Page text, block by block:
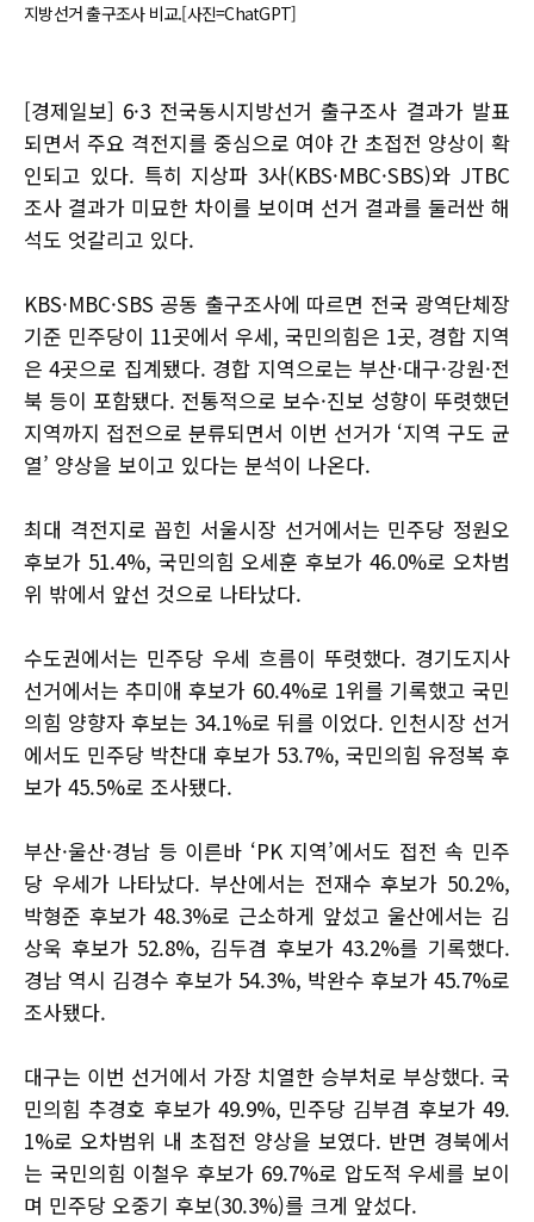
지방선거 출구조사 비교.[사진=ChatGPT]
[경제일보] 6·3 전국동시지방선거 출구조사 결과가 발표
되면서 주요 격전지를 중심으로 여야 간 초접전 양상이 확
인되고 있다. 특히 지상파 3사(KBS·MBC·SBS)와 JTBC
조사 결과가 미묘한 차이를 보이며 선거 결과를 둘러싼 해
석도 엇갈리고 있다.
KBS·MBC·SBS 공동 출구조사에 따르면 전국 광역단체장
기준 민주당이 11곳에서 우세, 국민의힘은 1곳, 경합 지역
은 4곳으로 집계됐다. 경합 지역으로는 부산·대구·강원·전
북 등이 포함됐다. 전통적으로 보수·진보 성향이 뚜렷했던
지역까지 접전으로 분류되면서 이번 선거가 ‘지역 구도 균
열’ 양상을 보이고 있다는 분석이 나온다.
최대 격전지로 꼽힌 서울시장 선거에서는 민주당 정원오
후보가 51.4%, 국민의힘 오세훈 후보가 46.0%로 오차범
위 밖에서 앞선 것으로 나타났다.
수도권에서는 민주당 우세 흐름이 뚜렷했다. 경기도지사
선거에서는 추미애 후보가 60.4%로 1위를 기록했고 국민
의힘 양향자 후보는 34.1%로 뒤를 이었다. 인천시장 선거
에서도 민주당 박찬대 후보가 53.7%, 국민의힘 유정복 후
보가 45.5%로 조사됐다.
부산·울산·경남 등 이른바 ‘PK 지역’에서도 접전 속 민주
당 우세가 나타났다. 부산에서는 전재수 후보가 50.2%,
박형준 후보가 48.3%로 근소하게 앞섰고 울산에서는 김
상욱 후보가 52.8%, 김두겸 후보가 43.2%를 기록했다.
경남 역시 김경수 후보가 54.3%, 박완수 후보가 45.7%로
조사됐다.
대구는 이번 선거에서 가장 치열한 승부처로 부상했다. 국
민의힘 추경호 후보가 49.9%, 민주당 김부겸 후보가 49.
1%로 오차범위 내 초접전 양상을 보였다. 반면 경북에서
는 국민의힘 이철우 후보가 69.7%로 압도적 우세를 보이
며 민주당 오중기 후보(30.3%)를 크게 앞섰다.